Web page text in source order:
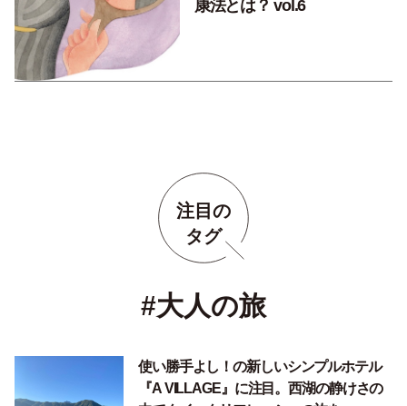
康法とは？ vol.6
注目の
タグ
#大人の旅
使い勝手よし！の新しいシンプルホテル
『A VILLAGE』に注目。西湖の静けさの